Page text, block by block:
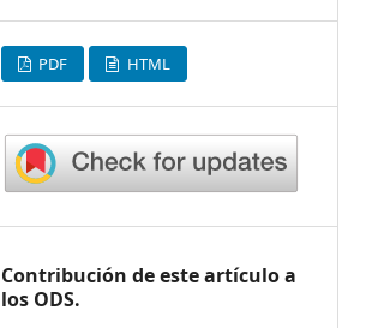
PDF HTML
Contribución de este artículo a
los ODS.